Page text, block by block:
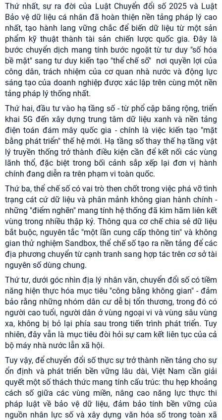
Thứ nhất, sự ra đời của Luật Chuyển đổi số 2025 và Luật
Bảo vệ dữ liệu cá nhân đã hoàn thiện nền tảng pháp lý cao
nhất, tạo hành lang vững chắc để biến dữ liệu từ một sản
phẩm kỹ thuật thành tài sản chiến lược quốc gia. Đây là
bước chuyển dịch mang tính bước ngoặt từ tư duy "số hóa
bề mặt" sang tư duy kiến tạo "thể chế số" nơi quyền lợi của
công dân, trách nhiệm của cơ quan nhà nước và động lực
sáng tạo của doanh nghiệp được xác lập trên cùng một nền
tảng pháp lý thống nhất.
Thứ hai, đầu tư vào hạ tầng số - từ phổ cập băng rộng, triển
khai 5G đến xây dựng trung tâm dữ liệu xanh và nền tảng
điện toán đám mây quốc gia - chính là việc kiến tạo "mặt
bằng phát triển" thế hệ mới. Hạ tầng số thay thế hạ tầng vật
lý truyền thống trở thành điều kiện cần để kết nối các vùng
lãnh thổ, đặc biệt trong bối cảnh sắp xếp lại đơn vị hành
chính đang diễn ra trên phạm vi toàn quốc.
Thứ ba, thể chế số có vai trò then chốt trong việc phá vỡ tình
trạng cát cứ dữ liệu và phân mảnh không gian hành chính -
những "điểm nghẽn" mang tính hệ thống đã kìm hãm liên kết
vùng trong nhiều thập kỷ. Thông qua cơ chế chia sẻ dữ liệu
bắt buộc, nguyên tắc "một lần cung cấp thông tin" và không
gian thử nghiệm Sandbox, thể chế số tạo ra nền tảng để các
địa phương chuyển từ cạnh tranh sang hợp tác trên cơ sở tài
nguyên số dùng chung.
Thứ tư, dưới góc nhìn địa lý nhân văn, chuyển đổi số có tiềm
năng hiện thực hóa mục tiêu "công bằng không gian" - đảm
bảo rằng những nhóm dân cư dễ bị tổn thương, trong đó có
người cao tuổi, người dân ở vùng ngoại vi và vùng sâu vùng
xa, không bị bỏ lại phía sau trong tiến trình phát triển. Tuy
nhiên, đây vẫn là mục tiêu đòi hỏi sự cam kết liên tục của cả
bộ máy nhà nước lẫn xã hội.
Tuy vậy, để chuyển đổi số thực sự trở thành nền tảng cho sự
ổn định và phát triển bền vững lâu dài, Việt Nam cần giải
quyết một số thách thức mang tính cấu trúc: thu hẹp khoảng
cách số giữa các vùng miền, nâng cao năng lực thực thi
pháp luật về bảo vệ dữ liệu, đảm bảo tính bền vững của
nguồn nhân lực số và xây dựng văn hóa số trong toàn xã